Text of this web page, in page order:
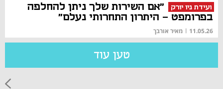
ועידת ניו יורק
"אם השירות שלך ניתן להחלפה
בפרומפט - היתרון התחרותי נעלם"
11.05.26
| מאיר אורבך
טען עוד